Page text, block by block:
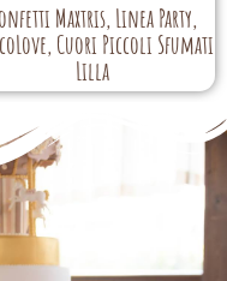
Maxtris, Linea Party,
Cuori Piccoli Sfumati
Lilla